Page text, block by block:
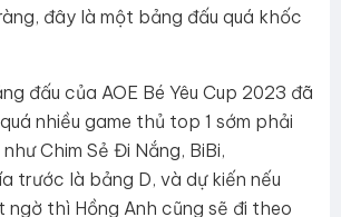
đây là một bảng đấu quá khốc
đấu của AOE Bé Yêu Cup 2023 đã
nhiều game thủ top 1 sớm phải
Chim Sẻ Đi Nắng, BiBi,
trước là bảng D, và dự kiến nếu
thì Hồng Anh cũng sẽ đi theo